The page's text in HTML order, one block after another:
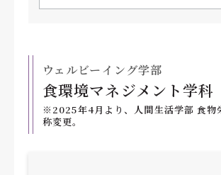
ウェルビーイング学部
食環境マネジメント学科
※2025年4月より、人間生活学部 食物
称変更。